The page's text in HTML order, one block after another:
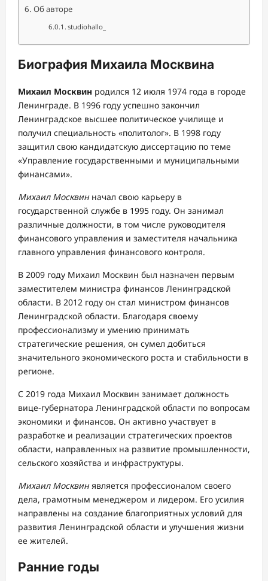
Об авторе
studiohallo_
Биография Михаила Москвина
Михаил Москвин родился 12 июля 1974 года в городе
Ленинграде. В 1996 году успешно закончил
Ленинградское высшее политическое училище и
получил специальность «политолог». В 1998 году
защитил свою кандидатскую диссертацию по теме
«Управление государственными и муниципальными
финансами».
Михаил Москвинначал свою карьеру в
государственной службе в 1995 году. Он занимал
различные должности, в том числе руководителя
финансового управления и заместителя начальника
главного управления финансового контроля.
В 2009 году Михаил Москвин был назначен первым
заместителем министра финансов Ленинградской
области. В 2012 году он стал министром финансов
Ленинградской области. Благодаря своему
профессионализму и умению принимать
стратегические решения, он сумел добиться
значительного экономического роста и стабильности в
регионе.
С 2019 года Михаил Москвин занимает должность
вице-губернатора Ленинградской области по вопросам
экономики и финансов. Он активно участвует в
разработке и реализации стратегических проектов
области, направленных на развитие промышленности,
сельского хозяйства и инфраструктуры.
Михаил Москвинявляется профессионалом своего
дела, грамотным менеджером и лидером. Его усилия
направлены на создание благоприятных условий для
развития Ленинградской области и улучшения жизни
ее жителей.
Ранние годы